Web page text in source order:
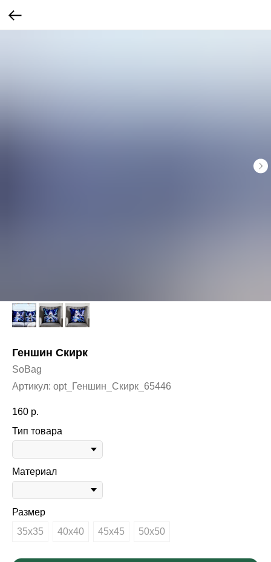
Геншин Скирк
SoBag
Артикул: opt_Геншин_Скирк_65446
160 р.
Тип товара
Материал
Размер
35х35
40х40 45х45 50х50